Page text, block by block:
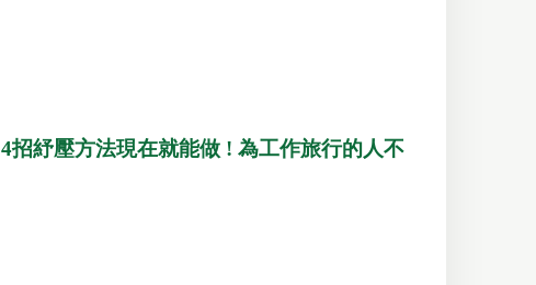
4招紓壓方法現在就能做 ! 為工作旅行的人不